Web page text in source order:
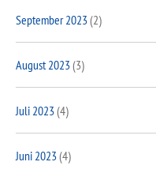
September 2023(2)
August 2023(3)
Juli 2023(4)
Juni 2023(4)